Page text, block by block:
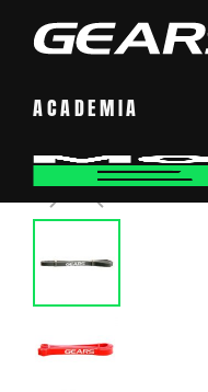
ACADEMIA